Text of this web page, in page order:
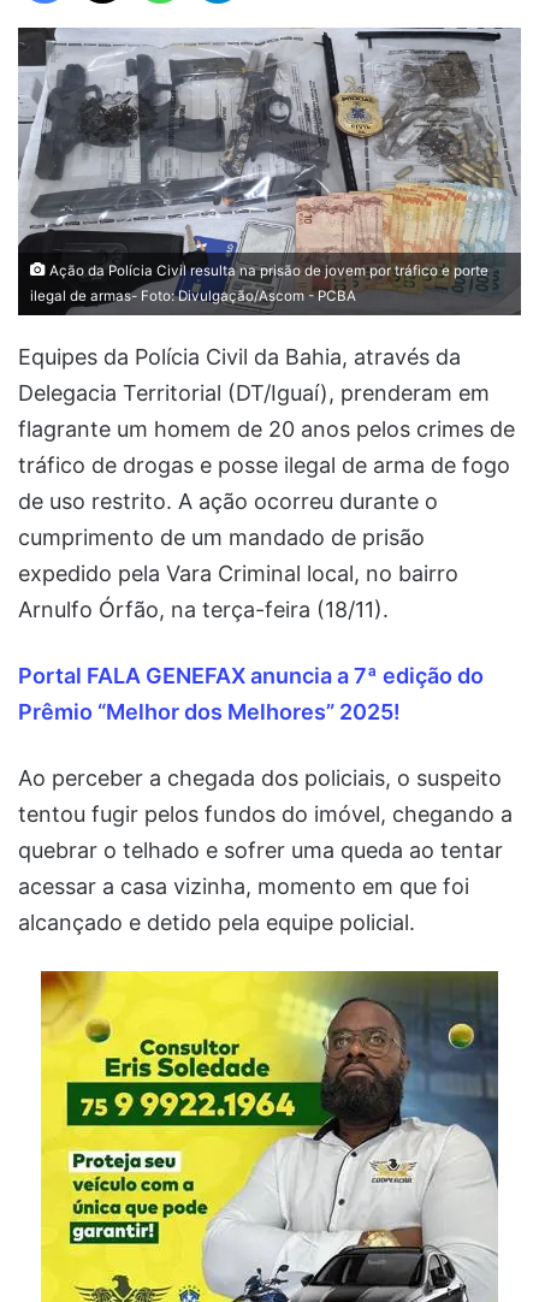
Ação da Polícia Civil resulta na prisão de jovem por tráfico e porte
ilegal de armas- Foto: Divulgação/Ascom - PCBA
Equipes da Polícia Civil da Bahia, através da
Delegacia Territorial (DT/Iguaí), prenderam em
flagrante um homem de 20 anos pelos crimes de
tráfico de drogas e posse ilegal de arma de fogo
de uso restrito. A ação ocorreu durante o
cumprimento de um mandado de prisão
expedido pela Vara Criminal local, no bairro
Arnulfo Órfão, na terça-feira (18/11).
Portal FALA GENEFAX anuncia a 7ª edição do
Prêmio “Melhor dos Melhores” 2025!
Ao perceber a chegada dos policiais, o suspeito
tentou fugir pelos fundos do imóvel, chegando a
quebrar o telhado e sofrer uma queda ao tentar
acessar a casa vizinha, momento em que foi
alcançado e detido pela equipe policial.